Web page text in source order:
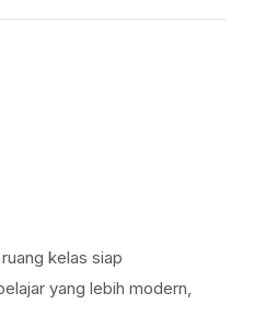
kelas siap
yang lebih modern,